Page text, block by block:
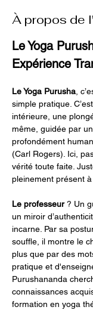
À propos de
Le Yoga
Expérience
Le Yoga Purusha ,
simple pratique.
intérieure, une
même, guidée par
profondément
(Carl Rogers). Ici,
vérité toute faite.
pleinement présent à
Le professeur ? Un
un miroir
incarne. Par sa
souffle, il montre le
plus que par des
pratique et
Purushananda
connaissances
formation en yoga